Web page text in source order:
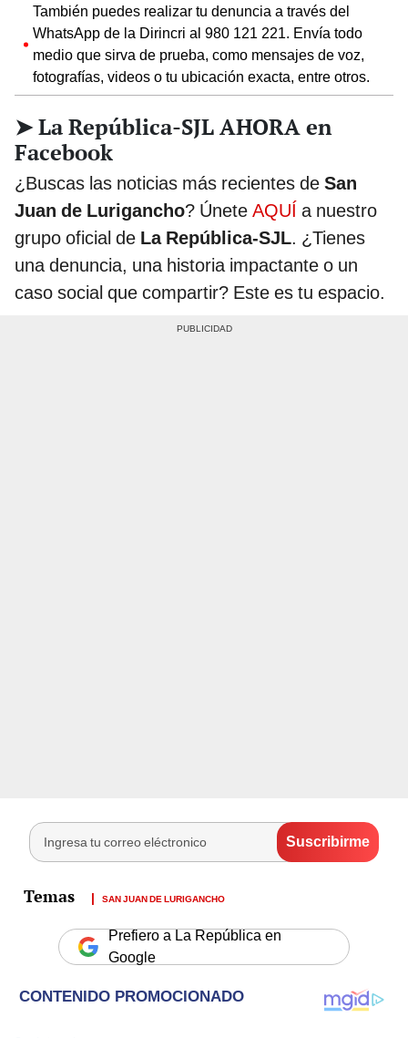
También puedes realizar tu denuncia a través del
WhatsApp de la Dirincri al 980 121 221. Envía todo
medio que sirva de prueba, como mensajes de voz,
fotografías, videos o tu ubicación exacta, entre otros.
➤ La República-SJL AHORA en
Facebook
¿Buscas las noticias más recientes de San
Juan de Lurigancho? Únete AQUÍ a nuestro
grupo oficial de La República-SJL. ¿Tienes
una denuncia, una historia impactante o un
caso social que compartir? Este es tu espacio.
SAN JUAN DE LURIGANCHO
Prefiero a La República en
Google